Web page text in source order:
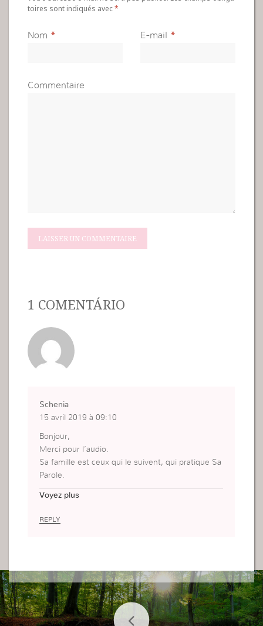
toires sont indiqués avec*
Nom * E-mail *
Commentaire
1 COMENTÁRIO
Schenia
15 avril 2019 à 09:10
Bonjour,
Merci pour l’audio.
Sa famille est ceux qui le suivent, qui pratique Sa
Parole.
révèle ce qu’Il attend de moi.
Voyez plus
REPLY